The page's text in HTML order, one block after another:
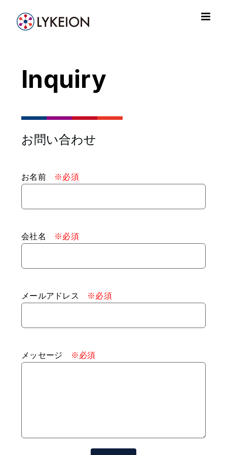
content
Inquiry
お問い合わせ
お名前 ※必須
会社名 ※必須
メールアドレス ※必須
メッセージ ※必須